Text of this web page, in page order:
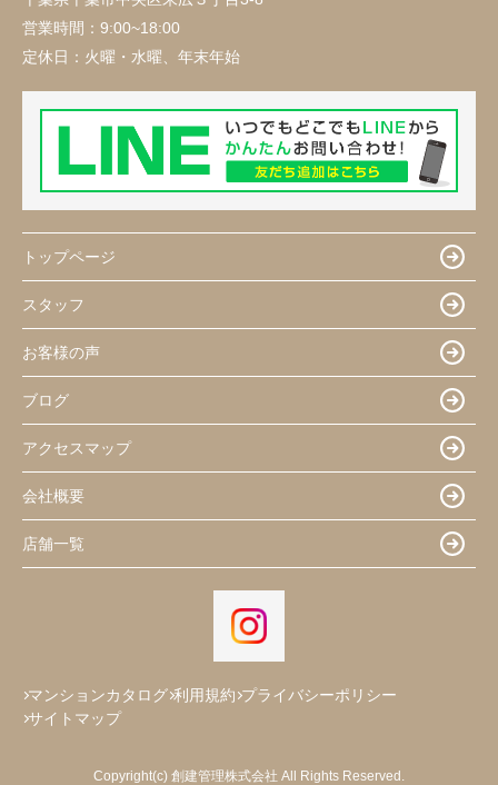
営業時間： 9:00~18:00
定休日： 火曜・水曜、年末年始
トップページ
スタッフ
お客様の声
ブログ
アクセスマップ
会社概要
店舗一覧
マンションカタログ 利用規約 プライバシーポリシー
サイトマップ
Copyright(c) 創建管理株式会社 All Rights Reserved.